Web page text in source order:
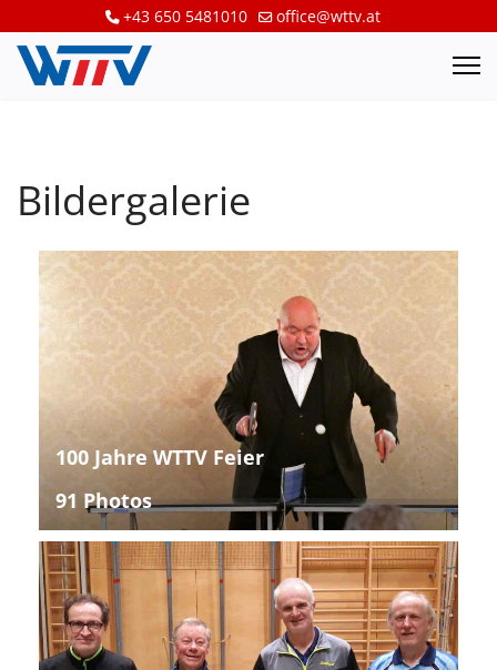
+43 650 5481010 office@wttv.at
Bildergalerie
100 Jahre WTTV Feier
91 Photos